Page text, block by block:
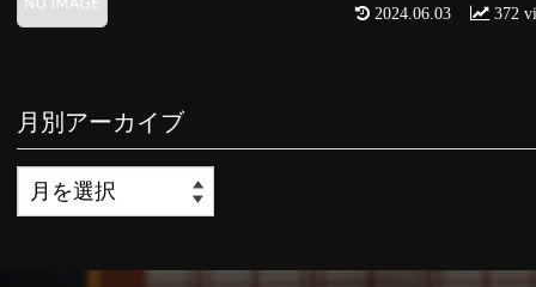
372
2024.06.03
月別アーカイブ